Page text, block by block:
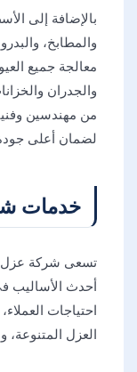
بالإضافة إلى
والمطابخ،
معالجة جميع
والجدران
من مهندسين
لضمان أعلى
خدمات
تسعى شركة عزل
أحدث الأساليب
احتياجات
العزل